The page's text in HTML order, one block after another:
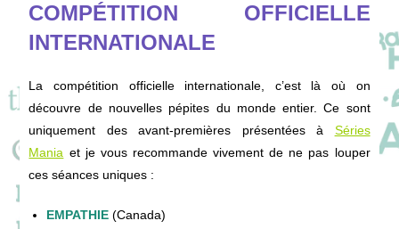
COMPÉTITION OFFICIELLE
INTERNATIONALE
La compétition officielle internationale, c’est là où on
découvre de nouvelles pépites du monde entier. Ce sont
uniquement des avant-premières présentées à Séries
Mania et je vous recommande vivement de ne pas louper
ces séances uniques :
EMPATHIE(Canada)